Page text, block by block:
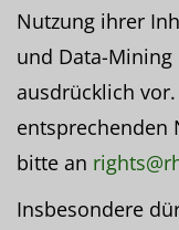
Nutzung ihrer
und Data-Mining
ausdrücklich
entsprechenden
bitte an
Insbesondere